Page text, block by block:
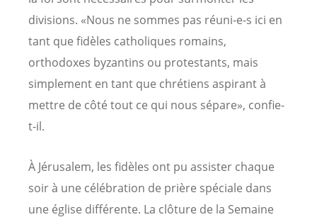
divisions. «Nous ne sommes pas réuni-e-s ici en
tant que fidèles catholiques romains,
orthodoxes byzantins ou protestants, mais
simplement en tant que chrétiens aspirant à
mettre de côté tout ce qui nous sépare», confie-
t-il.
À Jérusalem, les fidèles ont pu assister chaque
soir à une célébration de prière spéciale dans
une église différente. La clôture de la Semaine